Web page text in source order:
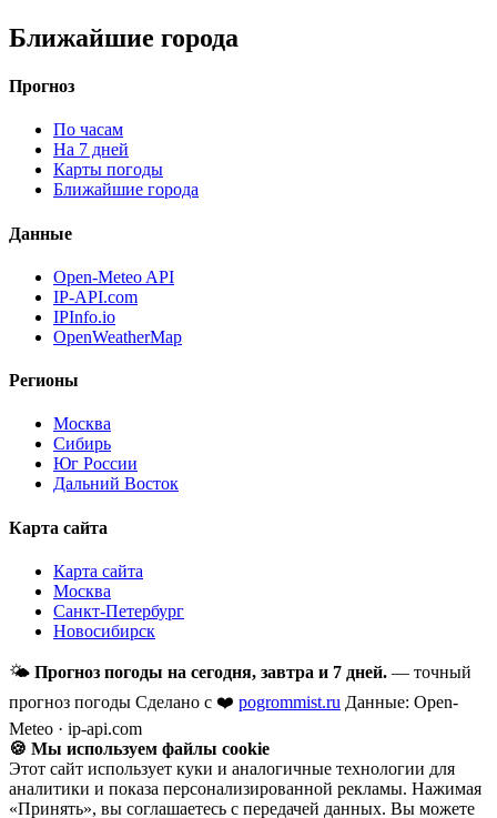
Ближайшие города
Прогноз
По часам
На 7 дней
Карты погоды
Ближайшие города
Данные
Open-Meteo API
IP-API.com
IPInfo.io
OpenWeatherMap
Регионы
Москва
Сибирь
Юг России
Дальний Восток
Карта сайта
Карта сайта
Москва
Санкт-Петербург
Новосибирск
🌤 Прогноз погоды на сегодня, завтра и 7 дней. — точный
прогноз погоды Сделано с ❤️ pogrommist.ru Данные: Open-
Meteo · ip-api.com
🍪 Мы используем файлы cookie
Этот сайт использует куки и аналогичные технологии для
аналитики и показа персонализированной рекламы. Нажимая
«Принять», вы соглашаетесь с передачей данных. Вы можете